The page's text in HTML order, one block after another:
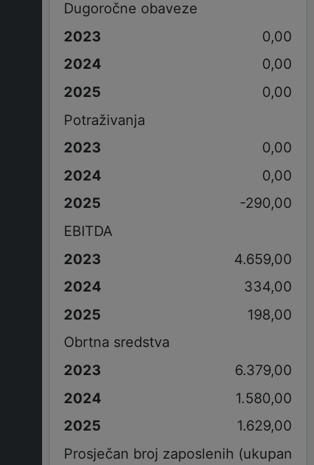
Dugoročne obaveze
0,00
0,00
0,00
Potraživanja
0,00
0,00
-290,00
EBITDA
4.659,00
334,00
198,00
Obrtna sredstva
6.379,00
1.580,00
1.629,00
Prosječan broj zaposlenih (ukupan